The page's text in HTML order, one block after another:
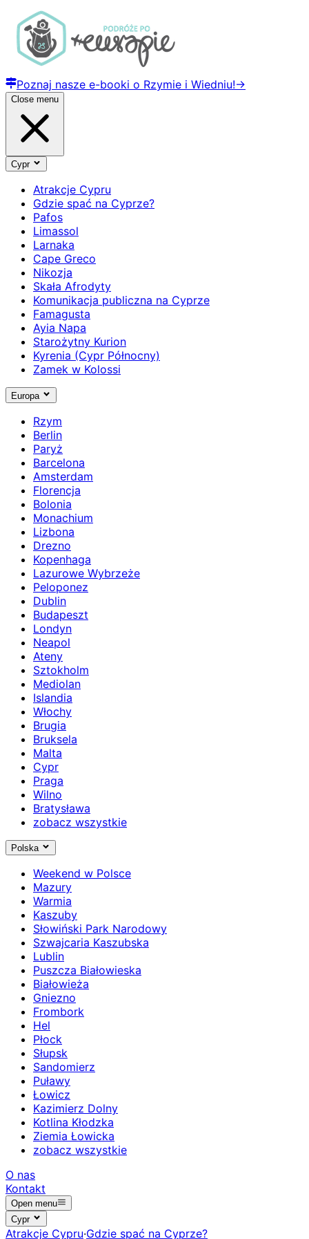
Poznaj nasze e-booki o Rzymie i Wiedniu!→
Close menu
Cypr
Atrakcje Cypru
Gdzie spać na Cyprze?
Pafos
Limassol
Larnaka
Cape Greco
Nikozja
Skała Afrodyty
Komunikacja publiczna na Cyprze
Famagusta
Ayia Napa
Starożytny Kurion
Kyrenia (Cypr Północny)
Zamek w Kolossi
Europa
Rzym
Berlin
Paryż
Barcelona
Amsterdam
Florencja
Bolonia
Monachium
Lizbona
Drezno
Kopenhaga
Lazurowe Wybrzeże
Peloponez
Dublin
Budapeszt
Londyn
Neapol
Ateny
Sztokholm
Mediolan
Islandia
Włochy
Brugia
Bruksela
Malta
Cypr
Praga
Wilno
Bratysława
zobacz wszystkie
Polska
Weekend w Polsce
Mazury
Warmia
Kaszuby
Słowiński Park Narodowy
Szwajcaria Kaszubska
Lublin
Puszcza Białowieska
Białowieża
Gniezno
Frombork
Hel
Płock
Słupsk
Sandomierz
Puławy
Łowicz
Kazimierz Dolny
Kotlina Kłodzka
Ziemia Łowicka
zobacz wszystkie
O nas
Kontakt
Open menu
Cypr
Atrakcje Cypru·Gdzie spać na Cyprze?